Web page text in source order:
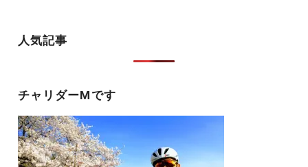
ン
人気記事
チャリダーMです